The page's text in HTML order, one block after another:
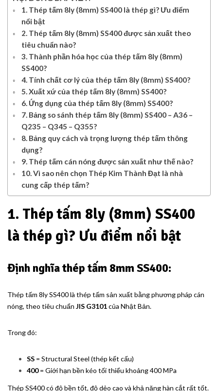
1. Thép tấm 8ly (8mm) SS400 là thép gì? Ưu điểm
nổi bật
2. Thép tấm 8ly (8mm) SS400 được sản xuất theo
tiêu chuẩn nào?
3. Thành phần hóa học của thép tấm 8ly (8mm)
SS400?
4. Tính chất cơ lý của thép tấm 8ly (8mm) SS400?
5. Xuất xứ của thép tấm 8ly (8mm) SS400?
6. Ứng dụng của thép tấm 8ly (8mm) SS400?
7. Bảng so sánh thép tấm 8ly (8mm) SS400 – A36 –
Q235 – Q345 – Q355?
8. Bảng quy cách và trọng lượng thép tấm thông
dụng?
9. Thép tấm cán nóng được sản xuất như thế nào?
10. Vì sao nên chọn Thép Kim Thành Đạt là nhà
cung cấp thép tấm?
1. Thép tấm 8ly (8mm) SS400
là thép gì? Ưu điểm nổi bật
Định nghĩa thép tấm 8mm SS400:
Thép tấm 8ly SS400 là thép tấm sản xuất bằng phương pháp cán
nóng, theo tiêu chuẩn JIS G3101của Nhật Bản.
Trong đó:
SS = Structural Steel (thép kết cấu)
400= Giới hạn bền kéo tối thiểu khoảng 400 MPa
Thép SS400 có độ bền tốt, độ dẻo cao và khả năng hàn cắt rất tốt.